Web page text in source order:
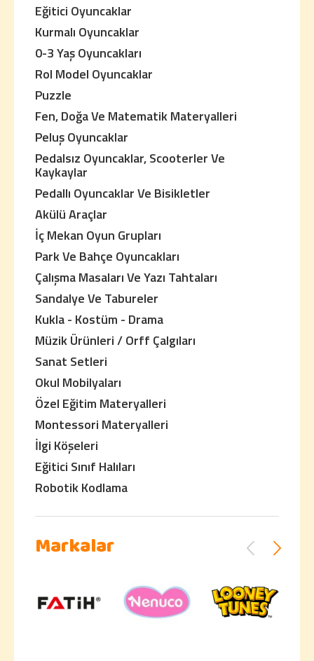
Eğitici Oyuncaklar
Kurmalı Oyuncaklar
0-3 Yaş Oyuncakları
Rol Model Oyuncaklar
Puzzle
Fen, Doğa Ve Matematik Materyalleri
Peluş Oyuncaklar
Pedalsız Oyuncaklar, Scooterler Ve
Kaykaylar
Pedallı Oyuncaklar Ve Bisikletler
Akülü Araçlar
İç Mekan Oyun Grupları
Park Ve Bahçe Oyuncakları
Çalışma Masaları Ve Yazı Tahtaları
Sandalye Ve Tabureler
Kukla - Kostüm - Drama
Müzik Ürünleri / Orff Çalgıları
Sanat Setleri
Okul Mobilyaları
Özel Eğitim Materyalleri
Montessori Materyalleri
İlgi Köşeleri
Eğitici Sınıf Halıları
Robotik Kodlama
Markalar